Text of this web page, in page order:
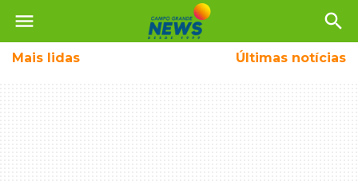
menu search
Mais lidas Últimas notícias